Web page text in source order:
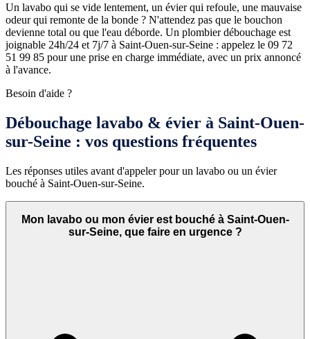
Un lavabo qui se vide lentement, un évier qui refoule, une mauvaise
odeur qui remonte de la bonde ? N'attendez pas que le bouchon
devienne total ou que l'eau déborde. Un plombier débouchage est
joignable 24h/24 et 7j/7 à Saint-Ouen-sur-Seine : appelez le 09 72
51 99 85 pour une prise en charge immédiate, avec un prix annoncé
à l'avance.
Besoin d'aide ?
Débouchage lavabo & évier à Saint-Ouen-
sur-Seine : vos questions fréquentes
Les réponses utiles avant d'appeler pour un lavabo ou un évier
bouché à Saint-Ouen-sur-Seine.
Mon lavabo ou mon évier est bouché à Saint-Ouen-
sur-Seine, que faire en urgence ?